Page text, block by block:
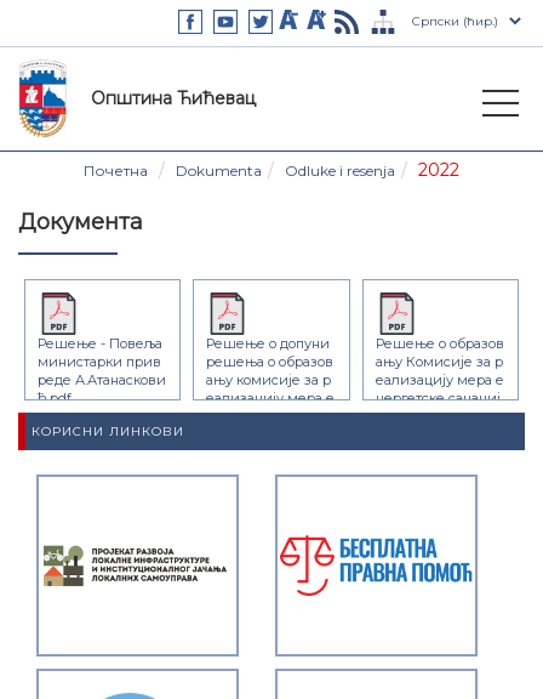
Општина Ћићевац
Почетна Dokumenta Odluke i resenja 2022
Документа
Решење - Повеља
министарки прив
реде А.Атанаскови
ћ.pdf
Решење о допуни
решења о образов
ању комисије за р
еализацију мера е
нергетске санациј
Решење о образов
ању Комисије за р
еализацију мера е
нергетске санациј
е.pdf
КОРИСНИ ЛИНКОВИ